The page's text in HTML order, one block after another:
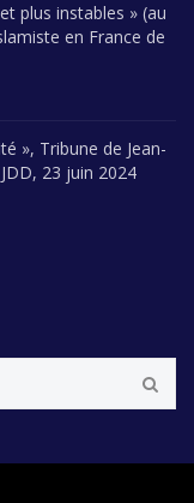
plus instables » (au
en France de
», Tribune de Jean-
23 juin 2024